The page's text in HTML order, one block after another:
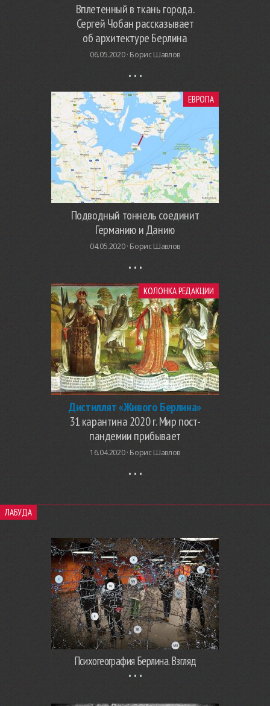
Вплетенный в ткань города.
Сергей Чобан рассказывает
об архитектуре Берлина
06.05.2020 · Борис Шавлов
ЕВРОПА
Подводный тоннель соединит
Германию и Данию
04.05.2020 · Борис Шавлов
КОЛОНКА РЕДАКЦИИ
Дистиллят «Живого Берлина»
31 карантина 2020 г. Мир пост-
пандемии прибывает
16.04.2020 · Борис Шавлов
ЛАБУДА
Психогеография Берлина. Взгляд